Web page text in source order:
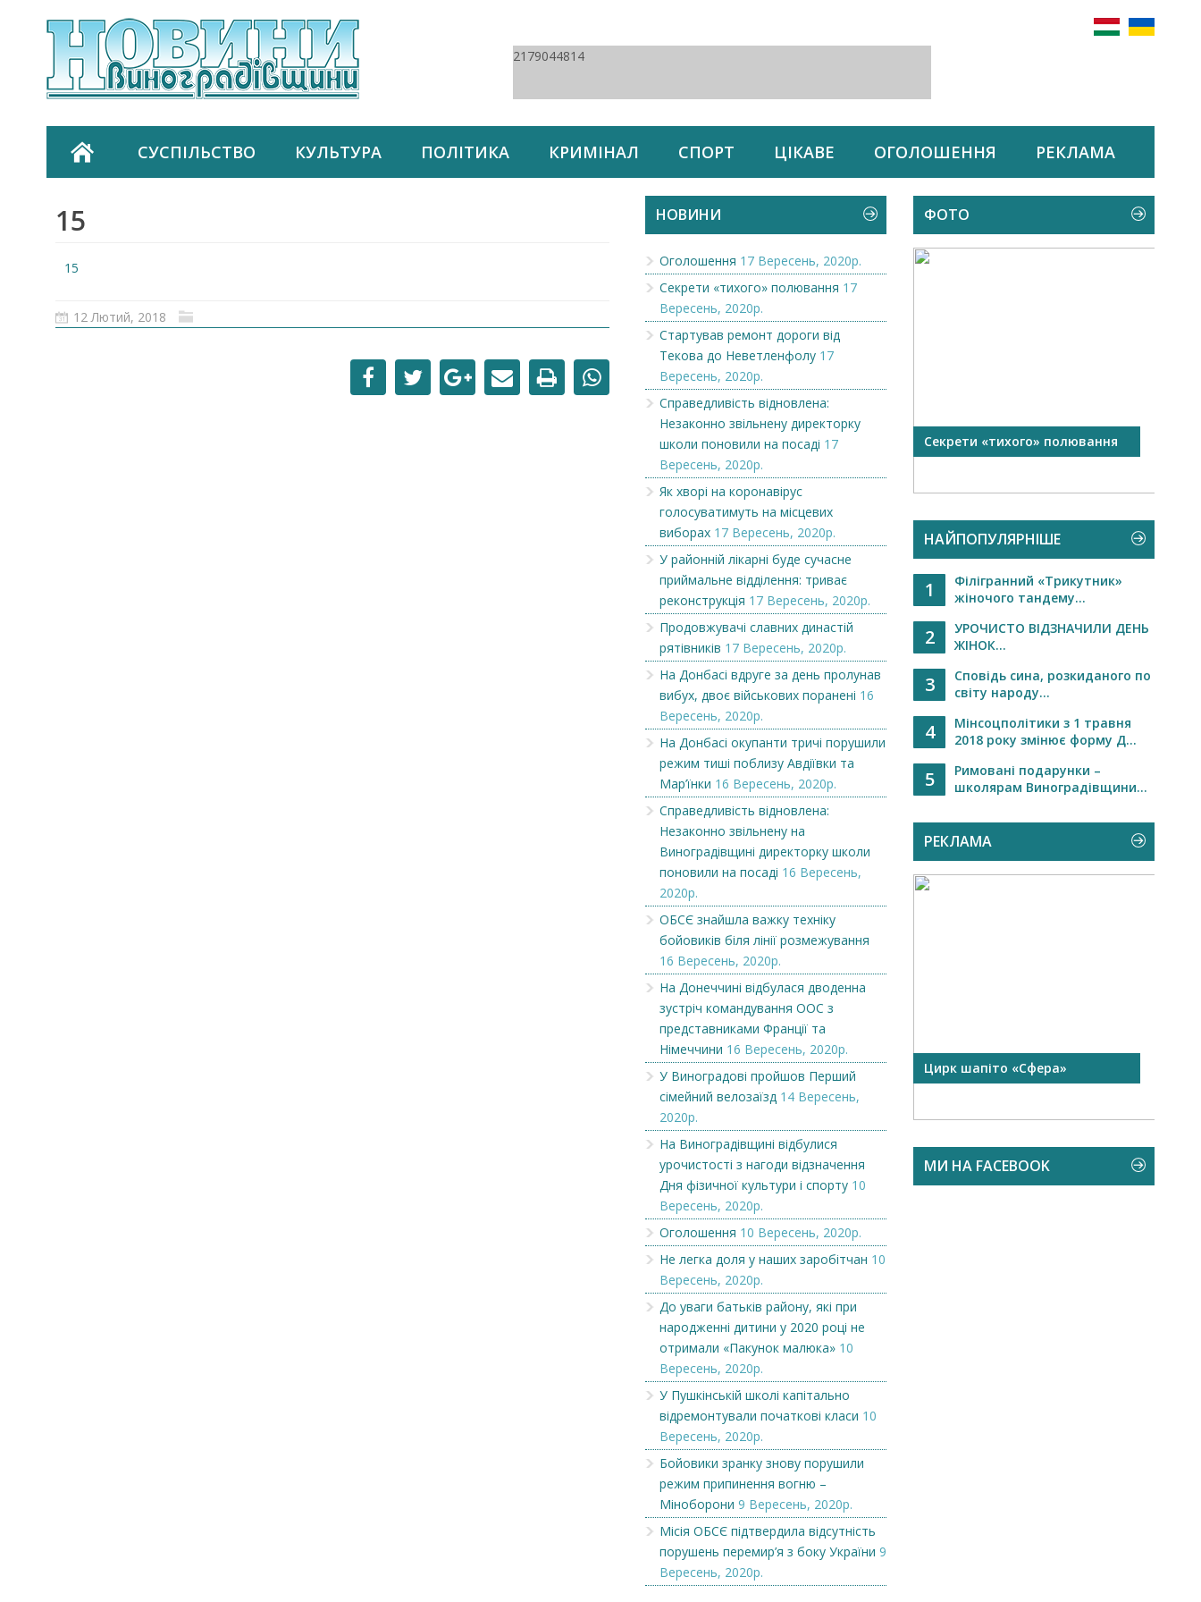
2179044814
СУСПІЛЬСТВО КУЛЬТУРА ПОЛІТИКА КРИМІНАЛ СПОРТ ЦІКАВЕ ОГОЛОШЕННЯ РЕКЛАМА
15
15
12 Лютий, 2018
НОВИНИ
Оголошення 17 Вересень, 2020р.
Секрети «тихого» полювання 17
Вересень, 2020р.
Стартував ремонт дороги від
Текова до Неветленфолу 17
Вересень, 2020р.
Справедливість відновлена:
Незаконно звільнену директорку
школи поновили на посаді 17
Вересень, 2020р.
Як хворі на коронавірус
голосуватимуть на місцевих
виборах 17 Вересень, 2020р.
У районній лікарні буде сучасне
приймальне відділення: триває
реконструкція 17 Вересень, 2020р.
Продовжувачі славних династій
рятівників 17 Вересень, 2020р.
На Донбасі вдруге за день пролунав
вибух, двоє військових поранені 16
Вересень, 2020р.
На Донбасі окупанти тричі порушили
режим тиші поблизу Авдіївки та
Мар’їнки 16 Вересень, 2020р.
Справедливість відновлена:
Незаконно звільнену на
Виноградівщині директорку школи
поновили на посаді 16 Вересень,
2020р.
ОБСЄ знайшла важку техніку
бойовиків біля лінії розмежування
16 Вересень, 2020р.
На Донеччині відбулася дводенна
зустріч командування ООС з
представниками Франції та
Німеччини 16 Вересень, 2020р.
У Виноградові пройшов Перший
сімейний велозаїзд 14 Вересень,
2020р.
На Виноградівщині відбулися
урочистості з нагоди відзначення
Дня фізичної культури і спорту 10
Вересень, 2020р.
Оголошення 10 Вересень, 2020р.
Не легка доля у наших заробітчан 10
Вересень, 2020р.
До уваги батьків району, які при
народженні дитини у 2020 році не
отримали «Пакунок малюка» 10
Вересень, 2020р.
У Пушкінській школі капітально
відремонтували початкові класи 10
Вересень, 2020р.
Бойовики зранку знову порушили
режим припинення вогню –
Міноборони 9 Вересень, 2020р.
Місія ОБСЄ підтвердила відсутність
порушень перемир’я з боку України 9
Вересень, 2020р.
ФОТО
Оголошення Секрети «тихого» полювання
НАЙПОПУЛЯРНІШЕ
1
Філігранний «Трикутник»
жіночого тандему...
2
УРОЧИСТО ВІДЗНАЧИЛИ ДЕНЬ
ЖІНОК...
3
Сповідь сина, розкиданого по
світу народу...
4
Мінсоцполітики з 1 травня
2018 року змінює форму Д...
5
Римовані подарунки –
школярам Виноградівщини...
РЕКЛАМА
Викупимо бруньки чорної
смородини...
Цирк шапіто «Сфера»
МИ НА FACEBOOK